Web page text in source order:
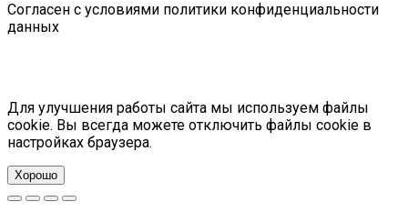
Cогласен с условиями политики конфиденциальности
данных
Для улучшения работы сайта мы используем файлы
cookie. Вы всегда можете отключить файлы cookie в
настройках браузера.
Хорошо